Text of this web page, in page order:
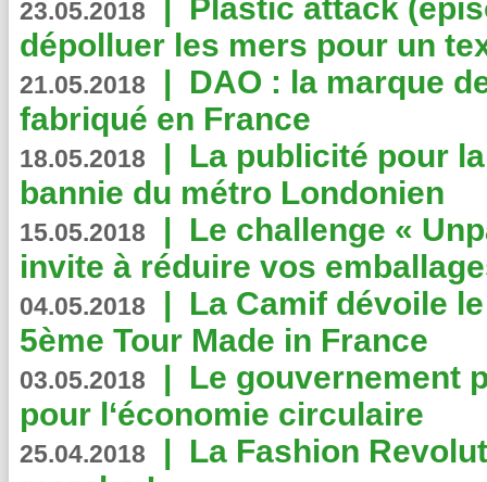
23.05.2018 | Plastic attack
dépolluer les mers pour un
21.05.2018 | DAO : la marque
fabriqué en France
18.05.2018 | La publicité pour
bannie du métro Londonien
15.05.2018 | Le challenge «
invite à réduire vos
04.05.2018 | La Camif dévoile
5ème Tour Made in France
03.05.2018 | Le gouvernement
pour l‘économie circulaire
25.04.2018 | La Fashion